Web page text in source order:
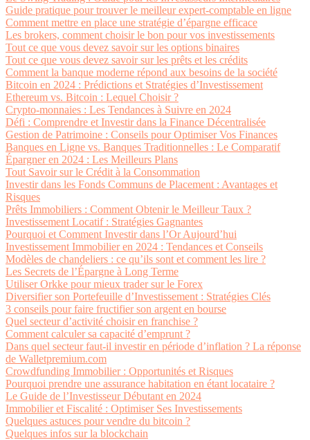
Guide pratique pour trouver le meilleur expert-comptable en ligne
Comment mettre en place une stratégie d’épargne efficace
Les brokers, comment choisir le bon pour vos investissements
Tout ce que vous devez savoir sur les options binaires
Tout ce que vous devez savoir sur les prêts et les crédits
Comment la banque moderne répond aux besoins de la société
Bitcoin en 2024 : Prédictions et Stratégies d’Investissement
Ethereum vs. Bitcoin : Lequel Choisir ?
Crypto-monnaies : Les Tendances à Suivre en 2024
Défi : Comprendre et Investir dans la Finance Décentralisée
Gestion de Patrimoine : Conseils pour Optimiser Vos Finances
Banques en Ligne vs. Banques Traditionnelles : Le Comparatif
Épargner en 2024 : Les Meilleurs Plans
Tout Savoir sur le Crédit à la Consommation
Investir dans les Fonds Communs de Placement : Avantages et
Risques
Prêts Immobiliers : Comment Obtenir le Meilleur Taux ?
Investissement Locatif : Stratégies Gagnantes
Pourquoi et Comment Investir dans l’Or Aujourd’hui
Investissement Immobilier en 2024 : Tendances et Conseils
Modèles de chandeliers : ce qu’ils sont et comment les lire ?
Les Secrets de l’Épargne à Long Terme
Utiliser Orkke pour mieux trader sur le Forex
Diversifier son Portefeuille d’Investissement : Stratégies Clés
3 conseils pour faire fructifier son argent en bourse
Quel secteur d’activité choisir en franchise ?
Comment calculer sa capacité d’emprunt ?
Dans quel secteur faut-il investir en période d’inflation ? La réponse
de Walletpremium.com
Crowdfunding Immobilier : Opportunités et Risques
Pourquoi prendre une assurance habitation en étant locataire ?
Le Guide de l’Investisseur Débutant en 2024
Immobilier et Fiscalité : Optimiser Ses Investissements
Quelques astuces pour vendre du bitcoin ?
Quelques infos sur la blockchain